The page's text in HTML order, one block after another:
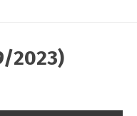
2023)